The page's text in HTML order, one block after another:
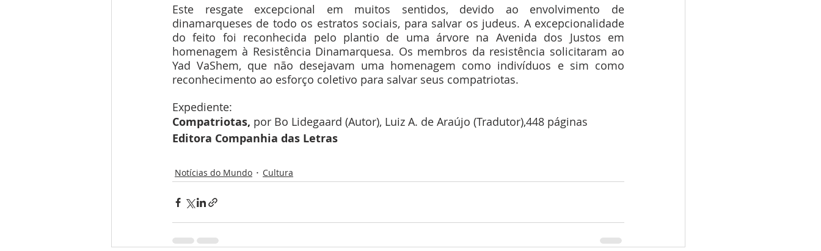
Este resgate excepcional em muitos sentidos, devido ao envolvimento de
dinamarqueses de todo os estratos sociais, para salvar os judeus. A excepcionalidade
do feito foi reconhecida pelo plantio de uma árvore na Avenida dos Justos em
homenagem à Resistência Dinamarquesa. Os membros da resistência solicitaram ao
Yad VaShem, que não desejavam uma homenagem como indivíduos e sim como
reconhecimento ao esforço coletivo para salvar seus compatriotas.
Expediente:
Compatriotas, por Bo Lidegaard (Autor), Luiz A. de Araújo (Tradutor),448 páginas
Editora Companhia das Letras
Notícias do Mundo Cultura